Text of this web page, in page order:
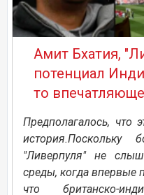
Амит Бхатия,
потенциал
то
Предполагалось, что
история.Поскольку
"Ливерпуля" не
среды, когда впервые
что британско-